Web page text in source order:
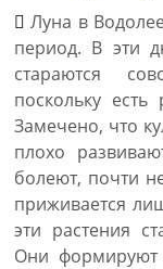
Луна в
период. В эти
стараются
поскольку есть
Замечено, что
плохо
болеют, почти
приживается
эти растения
Они формируют